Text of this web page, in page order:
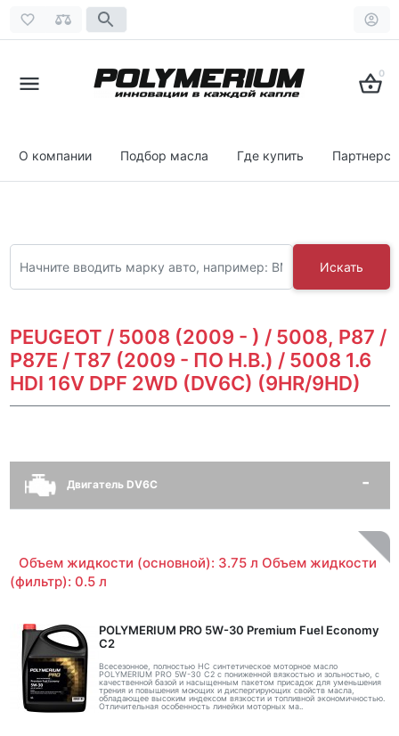
0
О компании Подбор масла Где купить
Искать
PEUGEOT / 5008 (2009 - ) / 5008, P87 /
P87E / T87 (2009 - ПО Н.В.) / 5008 1.6
HDI 16V DPF 2WD (DV6C) (9HR/9HD)
Двигатель DV6C
Объем жидкости (основной): 3.75 л Объем жидкости
(фильтр): 0.5 л
POLYMERIUM PRO 5W-30 Premium Fuel Economy
С2
Всесезонное, полностью HC синтетическое моторное масло
POLYMERIUM PRO 5W-30 C2 с пониженной вязкостью и зольностью, с
качественной базой и насыщенным пакетом присадок для уменьшения
трения и повышения моющих и диспергирующих свойств масла,
обладающее высоким индексом вязкости и топливной экономичностью.
Отличительная особенность линейки моторных ма..